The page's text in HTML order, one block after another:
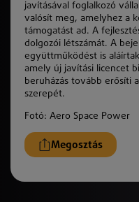
javításával foglalkozó
valósít meg, amelyhez a
támogatást ad. A
dolgozói létszámát. A
együttműködést is
amely új javítási licencet
beruházás tovább erősíti
szerepét.
Fotó: Aero Space Power
Megosztás